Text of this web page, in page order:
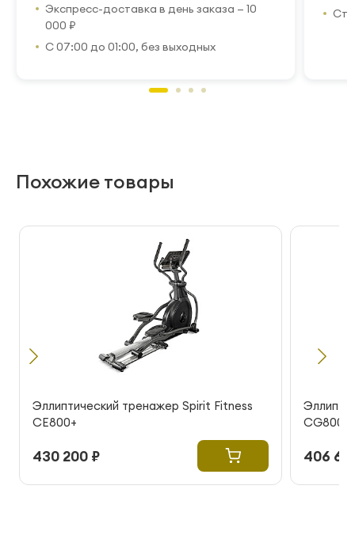
Экспресс-доставка в день заказа — 10
000 ₽
С 07:00 до 01:00, без выходных
Похожие товары
Эллиптический тренажер Spirit Fitness
CE800+
430 200 ₽
CG800
406